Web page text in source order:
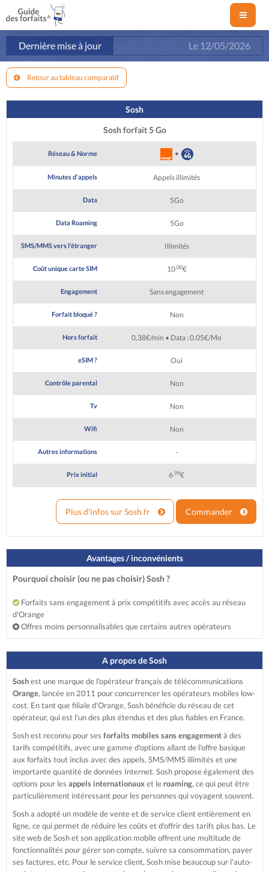
Dernière mise à jour Le 12/05/2026
Retour au tableau comparatif
Sosh
Sosh forfait 5 Go
Réseau & Norme •
Minutes d'appels Appels illimités
Data 5Go
Data Roaming 5Go
SMS/MMS vers l'étranger Illimités
Coût unique carte SIM 10,00€
Engagement Sans engagement
Forfait bloqué ? Non
Hors forfait 0,38€/min • Data : 0,05€/Mo
eSIM ? Oui
Contrôle parental Non
Tv Non
Wifi Non
Autres informations -
Prix initial 6,99€
Plus d'infos sur Sosh.fr Commander
Avantages / inconvénients
Pourquoi choisir (ou ne pas choisir) Sosh ?
Forfaits sans engagement à prix compétitifs avec accès au réseau
d'Orange
Offres moins personnalisables que certains autres opérateurs
A propos de Sosh
Soshest une marque de l'opérateur français de télécommunications
Orange, lancée en 2011 pour concurrencer les opérateurs mobiles low-
cost. En tant que filiale d'Orange, Sosh bénéficie du réseau de cet
opérateur, qui est l'un des plus étendus et des plus fiables en France.
Sosh est reconnu pour ses forfaits mobiles sans engagementà des
tarifs compétitifs, avec une gamme d'options allant de l'offre basique
aux forfaits tout inclus avec des appels, SMS/MMS illimités et une
importante quantité de données Internet. Sosh propose également des
options pour les appels internationauxet le roaming, ce qui peut être
particulièrement intéressant pour les personnes qui voyagent souvent.
Sosh a adopté un modèle de vente et de service client entièrement en
ligne, ce qui permet de réduire les coûts et d'offrir des tarifs plus bas. Le
site web de Sosh et son application mobile offrent une multitude de
fonctionnalités pour gérer son compte, suivre sa consommation, payer
ses factures, etc. Pour le service client, Sosh mise beaucoup sur l'auto-